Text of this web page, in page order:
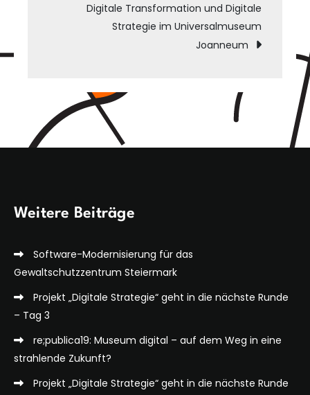
Digitale Transformation und Digitale
Strategie im Universalmuseum
Joanneum
Weitere Beiträge
Software-Modernisierung für das
Gewaltschutzzentrum Steiermark
Projekt „Digitale Strategie“ geht in die nächste Runde
– Tag 3
re;publica19: Museum digital – auf dem Weg in eine
strahlende Zukunft?
Projekt „Digitale Strategie“ geht in die nächste Runde